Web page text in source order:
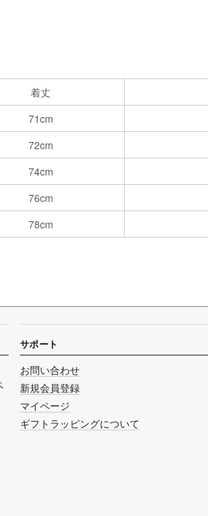
着丈
71cm
72cm
74cm
76cm
78cm
サポート
お問い合わせ
新規会員登録
マイページ
ギフトラッピングについて